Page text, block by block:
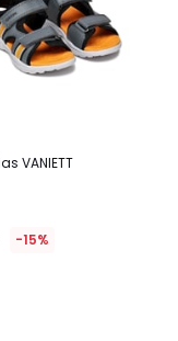
VANIETT
-15%